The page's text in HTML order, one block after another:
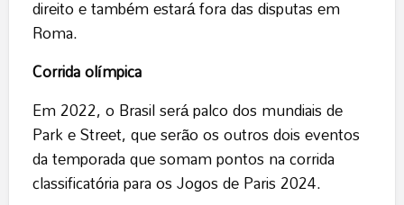
direito e também estará fora das disputas em
Roma.
Corrida olímpica
Em 2022, o Brasil será palco dos mundiais de
Park e Street, que serão os outros dois eventos
da temporada que somam pontos na corrida
classificatória para os Jogos de Paris 2024.